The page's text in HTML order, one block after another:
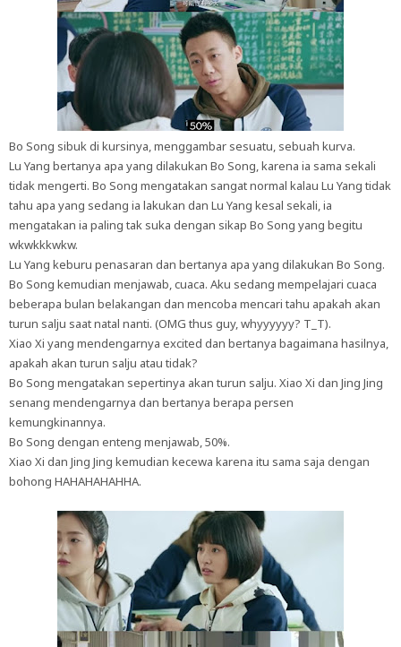
Bo Song sibuk di kursinya, menggambar sesuatu, sebuah kurva.
Lu Yang bertanya apa yang dilakukan Bo Song, karena ia sama sekali
tidak mengerti. Bo Song mengatakan sangat normal kalau Lu Yang tidak
tahu apa yang sedang ia lakukan dan Lu Yang kesal sekali, ia
mengatakan ia paling tak suka dengan sikap Bo Song yang begitu
wkwkkkwkw.
Lu Yang keburu penasaran dan bertanya apa yang dilakukan Bo Song.
Bo Song kemudian menjawab, cuaca. Aku sedang mempelajari cuaca
beberapa bulan belakangan dan mencoba mencari tahu apakah akan
turun salju saat natal nanti. (OMG thus guy, whyyyyyy? T_T).
Xiao Xi yang mendengarnya excited dan bertanya bagaimana hasilnya,
apakah akan turun salju atau tidak?
Bo Song mengatakan sepertinya akan turun salju. Xiao Xi dan Jing Jing
senang mendengarnya dan bertanya berapa persen
kemungkinannya.
Bo Song dengan enteng menjawab, 50%.
Xiao Xi dan Jing Jing kemudian kecewa karena itu sama saja dengan
bohong HAHAHAHAHHA.